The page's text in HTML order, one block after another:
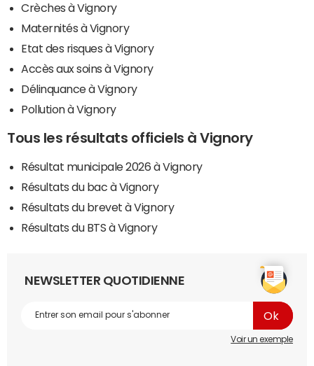
Crèches à Vignory
Maternités à Vignory
Etat des risques à Vignory
Accès aux soins à Vignory
Délinquance à Vignory
Pollution à Vignory
Tous les résultats officiels à Vignory
Résultat municipale 2026 à Vignory
Résultats du bac à Vignory
Résultats du brevet à Vignory
Résultats du BTS à Vignory
NEWSLETTER QUOTIDIENNE
Voir un exemple